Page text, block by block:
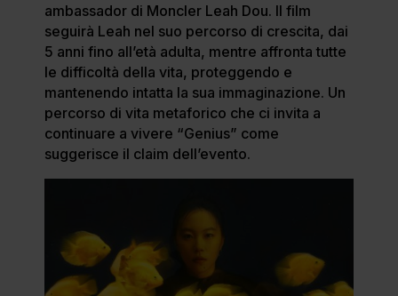
ambassador di Moncler Leah Dou. Il film
seguirà Leah nel suo percorso di crescita, dai
5 anni fino all’età adulta, mentre affronta tutte
le difficoltà della vita, proteggendo e
mantenendo intatta la sua immaginazione. Un
percorso di vita metaforico che ci invita a
continuare a vivere “Genius” come
suggerisce il claim dell’evento.